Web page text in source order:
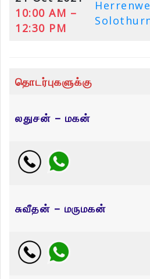
10:00 AM –
12:30 PM
தொடர்புகளுக்கு
லதுசன் – மகன்
சுவீதன் – மருமகன்